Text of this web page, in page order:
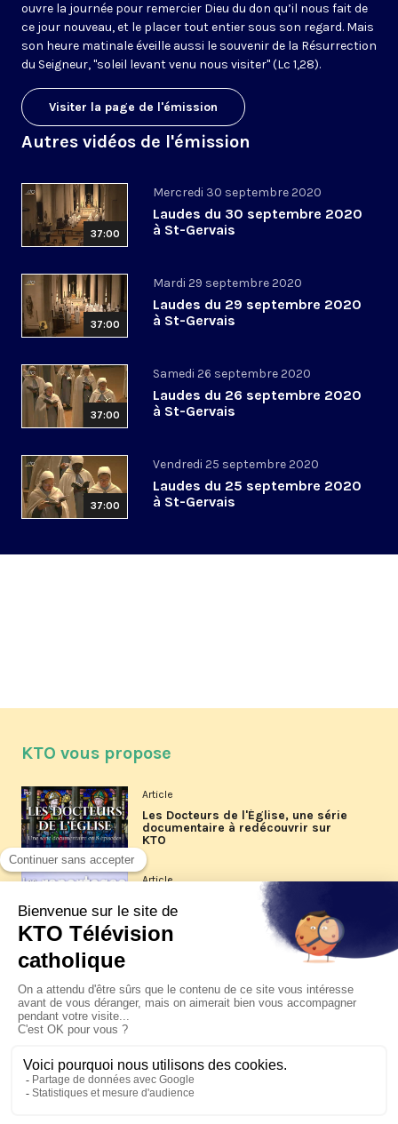
ouvre la journée pour remercier Dieu du don qu’il nous fait de
ce jour nouveau, et le placer tout entier sous son regard. Mais
son heure matinale éveille aussi le souvenir de la Résurrection
du Seigneur, "soleil levant venu nous visiter" (Lc 1,28).
Visiter la page de l'émission
Autres vidéos de l'émission
37:00
Mercredi 30 septembre 2020
Laudes du 30 septembre 2020
à St-Gervais
37:00
Mardi 29 septembre 2020
Laudes du 29 septembre 2020
à St-Gervais
37:00
Samedi 26 septembre 2020
Laudes du 26 septembre 2020
à St-Gervais
37:00
Vendredi 25 septembre 2020
Laudes du 25 septembre 2020
à St-Gervais
KTO vous propose
Article
Les Docteurs de l'Église, une série
documentaire à redécouvrir sur
KTO
Article
Les reportages d'été 2026 de KTO
La visite pastorale du pape Léon
XIV à Assise à suivre sur KTO le
jeudi 6 août
Le pape en Uruguay, Argentine et
Pérou du 6 au 17 novembre 2026